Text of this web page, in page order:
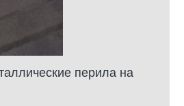
перила на